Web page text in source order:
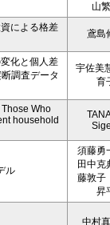
山
による格差
鳶島
化と個人差
調査データ
宇佐美
育
Who
household
ル
須藤勇
田中克
藤敦子
昇
中村